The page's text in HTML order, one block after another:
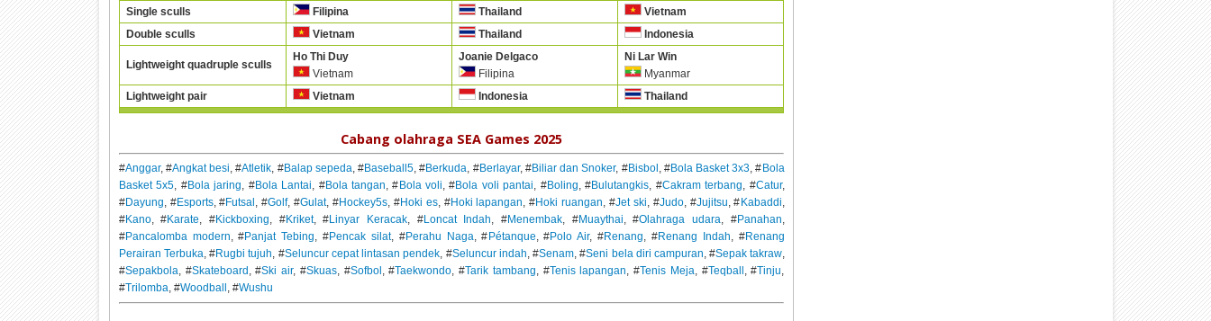
Single sculls
Filipina Thailand
Vietnam
Double sculls
Vietnam Thailand Indonesia
Lightweight quadruple sculls
Ho Thi Duy
Vietnam
Joanie Delgaco
Filipina
Ni Lar Win
Myanmar
Lightweight pair
Vietnam Indonesia Thailand
Cabang olahraga SEA Games 2025
#Anggar, #Angkat besi , #Atletik , #Balap sepeda , #Baseball5 , #Berkuda , #Berlayar, #Biliar dan Snoker, #Bisbol , #Bola Basket 3x3 , #Bola
Basket 5x5 , #Bola jaring , #Bola Lantai , #Bola tangan , #Bola voli , #Bola voli pantai , #Boling , #Bulutangkis , #Cakram terbang , #Catur,
#Dayung , #Esports, #Futsal , #Golf, #Gulat, #Hockey5s , #Hoki es, #Hoki lapangan , #Hoki ruangan , #Jet ski , #Judo, #Jujitsu , #Kabaddi
#Kano, #Karate , #Kickboxing , #Kriket, #Linyar Keracak , #Loncat Indah , #Menembak , #Muaythai , #Olahraga udara , #Panahan
#Pancalomba modern , #Panjat Tebing , #Pencak silat, #Perahu Naga , #Pétanque , #Polo Air, #Renang , #Renang Indah , #Renang
Perairan Terbuka , #Rugbi tujuh , #Seluncur cepat lintasan pendek , #Seluncur indah , #Senam , #Seni bela diri campuran , #Sepak takraw,
#Sepakbola , #Skateboard , #Ski air, #Skuas, #Sofbol , #Taekwondo , #Tarik tambang , #Tenis lapangan , #Tenis Meja , #Teqball , #Tinju
#Trilomba , #Woodball , #Wushu